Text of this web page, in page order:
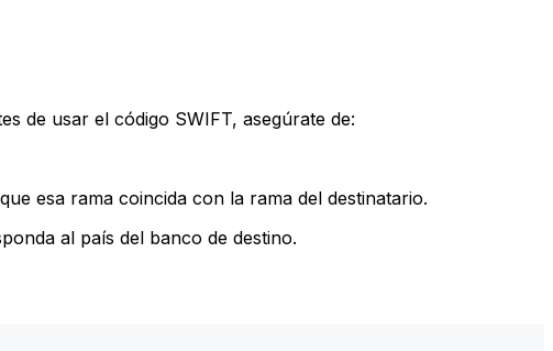
de usar el código SWIFT, asegúrate de:
esa rama coincida con la rama del destinatario.
al país del banco de destino.